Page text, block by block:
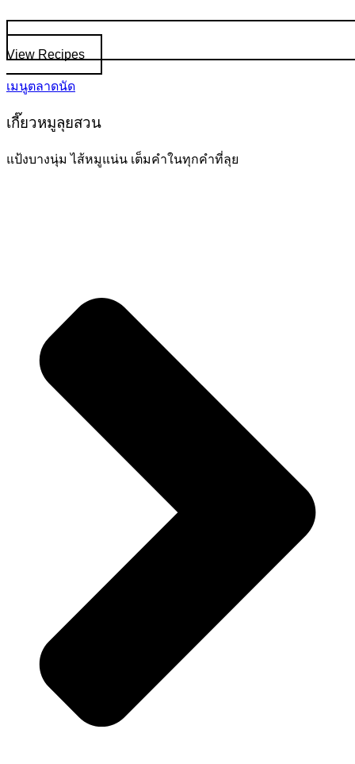
View Recipes
เมนูตลาดนัด
เกี๊ยวหมูลุยสวน
แป้งบางนุ่ม ไส้หมูแน่น เต็มคำในทุกคำที่ลุย